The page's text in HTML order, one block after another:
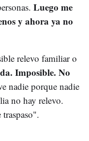
Luego me
y ahora ya no
relevo familiar o
Imposible. No
nadie porque nadie
no hay relevo.